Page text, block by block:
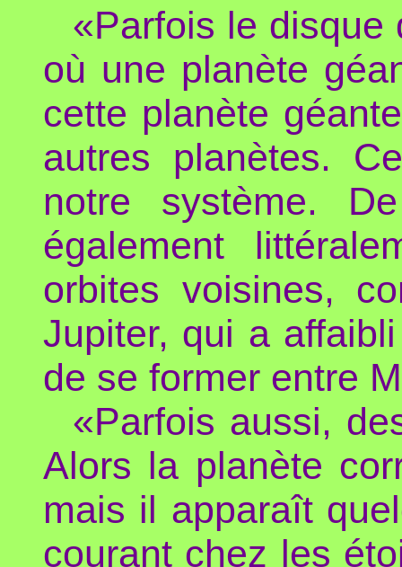
«Parfois le disque
où une planète
cette planète
autres planètes.
notre système.
également
orbites voisines,
Jupiter, qui a
de se former entre
«Parfois aussi,
Alors la planète
mais il apparaît
courant chez les